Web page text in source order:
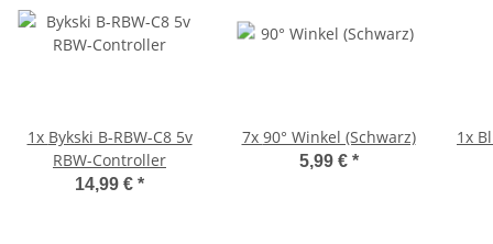
1x Bykski B-RBW-C8 5v
RBW-Controller
14,99 € *
7x 90° Winkel (Schwarz)
5,99 € *
1x